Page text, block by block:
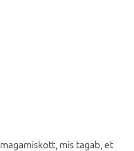
mis tagab, et